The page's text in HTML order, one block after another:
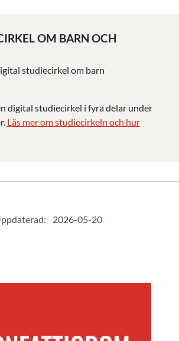
OM BARN OCH
studiecirkel om barn
digital studiecirkel i fyra delar under
. Läs mer om studiecirkeln och hur
2026-05-20